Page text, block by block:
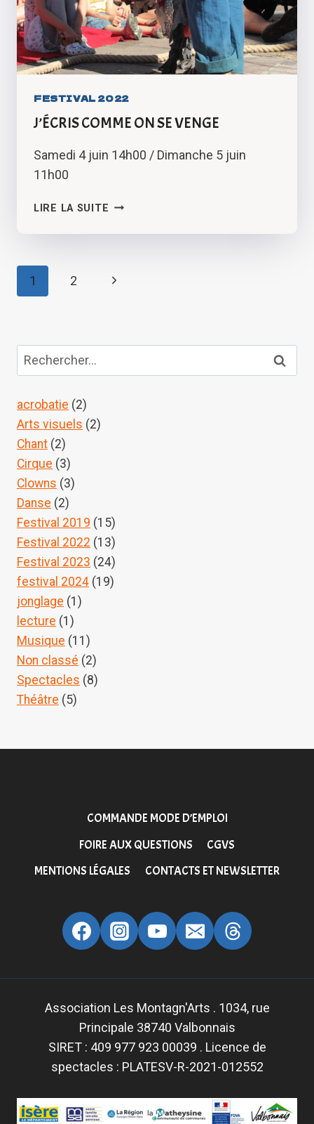
FESTIVAL 2022
J’ÉCRIS COMME ON SE VENGE
Samedi 4 juin 14h00 / Dimanche 5 juin
11h00
LIRE LA SUITE J’ÉCRIS
ON
NAVIGATION
DE
1 2
Page
Rechercher :
acrobatie (2)
Arts visuels (2)
Chant (2)
Cirque (3)
Clowns (3)
Danse (2)
Festival 2019 (15)
Festival 2022 (13)
Festival 2023 (24)
festival 2024 (19)
jonglage (1)
lecture (1)
Musique (11)
Non classé (2)
Spectacles (8)
Théâtre (5)
COMMANDE MODE D’EMPLOI
FOIRE AUX QUESTIONS
CGVS
MENTIONS LÉGALES
CONTACTS ET NEWSLETTER
Association Les Montagn'Arts . 1034, rue
Principale 38740 Valbonnais
SIRET : 409 977 923 00039 . Licence de
spectacles : PLATESV-R-2021-012552